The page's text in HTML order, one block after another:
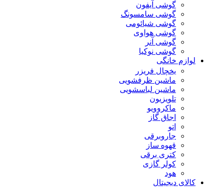
گوشی آیفون
گوشی سامسونگ
گوشی شیائومی
گوشی هواوی
گوشی آنر
گوشی نوکیا
لوازم خانگی
یخچال فریزر
ماشین ظرفشویی
ماشین لباسشویی
تلویزیون
ماکروویو
اجاق گاز
اتو
جاروبرقی
قهوه ساز
کتری برقی
کولر گازی
هود
کالای دیجیتال